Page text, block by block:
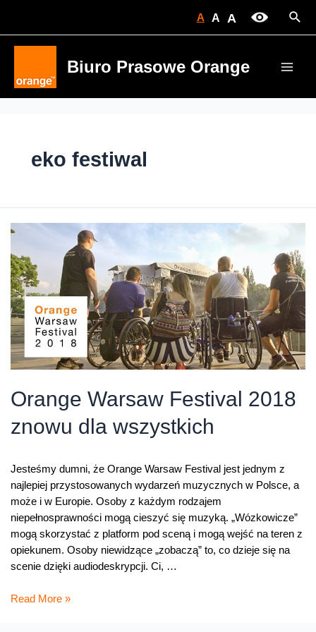
A A A
Biuro Prasowe Orange
eko festiwal
Orange Warsaw Festival 2018
znowu dla wszystkich
Jesteśmy dumni, że Orange Warsaw Festival jest jednym z
najlepiej przystosowanych wydarzeń muzycznych w Polsce, a
może i w Europie. Osoby z każdym rodzajem
niepełnosprawności mogą cieszyć się muzyką. „Wózkowicze”
mogą skorzystać z platform pod sceną i mogą wejść na teren z
opiekunem. Osoby niewidzące „zobaczą” to, co dzieje się na
scenie dzięki audiodeskrypcji. Ci, …
Orange
Read More »